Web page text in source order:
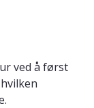
ved å først